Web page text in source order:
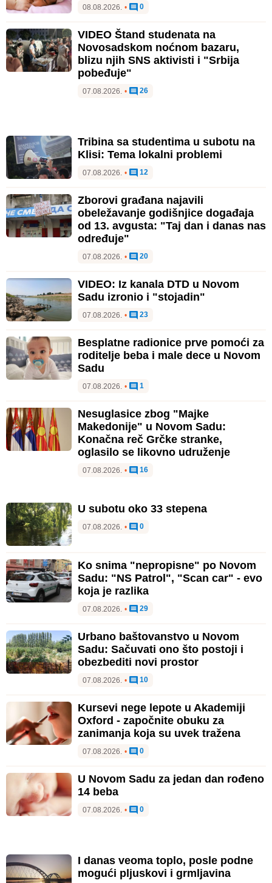
08.08.2026. • 0
VIDEO Štand studenata na
Novosadskom noćnom bazaru,
blizu njih SNS aktivisti i "Srbija
pobeđuje"
07.08.2026. • 26
Tribina sa studentima u subotu na
Klisi: Tema lokalni problemi
07.08.2026. • 12
Zborovi građana najavili
obeležavanje godišnjice događaja
od 13. avgusta: "Taj dan i danas nas
određuje"
07.08.2026. • 20
VIDEO: Iz kanala DTD u Novom
Sadu izronio i "stojadin"
07.08.2026. • 23
Besplatne radionice prve pomoći za
roditelje beba i male dece u Novom
Sadu
07.08.2026. • 1
Nesuglasice zbog "Majke
Makedonije" u Novom Sadu:
Konačna reč Grčke stranke,
oglasilo se likovno udruženje
07.08.2026. • 16
U subotu oko 33 stepena
07.08.2026. • 0
Ko snima "nepropisne" po Novom
Sadu: "NS Patrol", "Scan car" - evo
koja je razlika
07.08.2026. • 29
Urbano baštovanstvo u Novom
Sadu: Sačuvati ono što postoji i
obezbediti novi prostor
07.08.2026. • 10
Kursevi nege lepote u Akademiji
Oxford - započnite obuku za
zanimanja koja su uvek tražena
07.08.2026. • 0
U Novom Sadu za jedan dan rođeno
14 beba
07.08.2026. • 0
I danas veoma toplo, posle podne
mogući pljuskovi i grmljavina